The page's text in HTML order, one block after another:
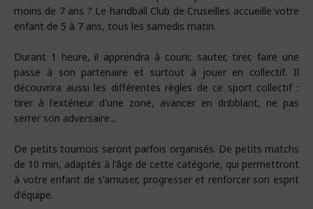
moins de 7 ans ? Le handball Club de Cruseilles accueille votre
enfant de 5 à 7 ans, tous les samedis matin.
Durant 1 heure, il apprendra à courir, sauter, tirer, faire une
passe à son partenaire et surtout à jouer en collectif. Il
découvrira aussi les différentes règles de ce sport collectif :
tirer à l'extérieur d'une zone, avancer en dribblant, ne pas
serrer son adversaire...
De petits tournois seront parfois organisés. De petits matchs
de 10 min, adaptés à l'âge de cette catégorie, qui permettront
à votre enfant de s'amuser, progresser et renforcer son esprit
d'équipe.